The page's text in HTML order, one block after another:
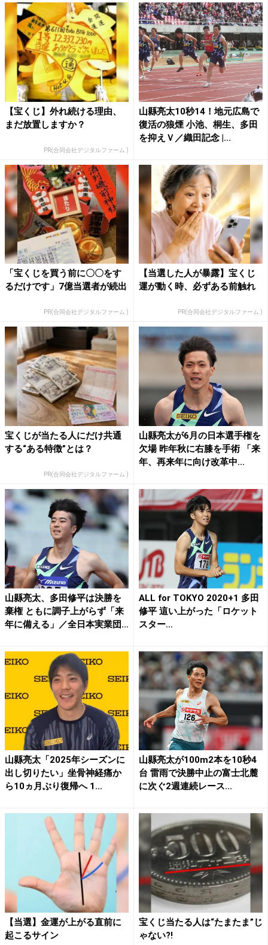
【宝くじ】外れ続ける理由、
まだ放置しますか？
PR(合同会社デジタルファーム )
山縣亮太10秒14！地元広島で
復活の狼煙 小池、桐生、多田
を抑えＶ／織田記念 |...
「宝くじを買う前に〇〇をす
るだけです」7億当選者が続出
PR(合同会社デジタルファーム )
【当選した人が暴露】宝くじ
運が動く時、必ずある前触れ
PR(合同会社デジタルファーム )
宝くじが当たる人にだけ共通
する“ある特徴”とは？
PR(合同会社デジタルファーム )
山縣亮太が6月の日本選手権を
欠場 昨年秋に右膝を手術 「来
年、再来年に向け改革中...
山縣亮太、多田修平は決勝を
棄権 ともに調子上がらず「来
年に備える」／全日本実業団...
ALL for TOKYO 2020+1 多田
修平 這い上がった「ロケット
スター...
山縣亮太「2025年シーズンに
出し切りたい」坐骨神経痛か
ら10ヵ月ぶり復帰へ 1...
山縣亮太が100m2本を10秒4
台 雷雨で決勝中止の富士北麓
に次ぐ2週連続レース...
【当選】金運が上がる直前に
起こるサイン
宝くじ当たる人は“たまたま”じ
ゃない?!